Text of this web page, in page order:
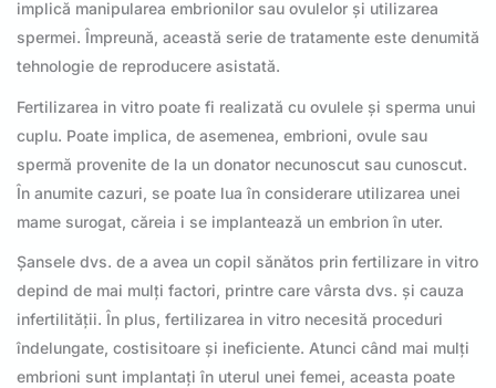
implică manipularea embrionilor sau ovulelor și utilizarea
spermei. Împreună, această serie de tratamente este denumită
tehnologie de reproducere asistată.
Fertilizarea in vitro poate fi realizată cu ovulele și sperma unui
cuplu. Poate implica, de asemenea, embrioni, ovule sau
spermă provenite de la un donator necunoscut sau cunoscut.
În anumite cazuri, se poate lua în considerare utilizarea unei
mame surogat, căreia i se implantează un embrion în uter.
Șansele dvs. de a avea un copil sănătos prin fertilizare in vitro
depind de mai mulți factori, printre care vârsta dvs. și cauza
infertilității. În plus, fertilizarea in vitro necesită proceduri
îndelungate, costisitoare și ineficiente. Atunci când mai mulți
embrioni sunt implantați în uterul unei femei, aceasta poate